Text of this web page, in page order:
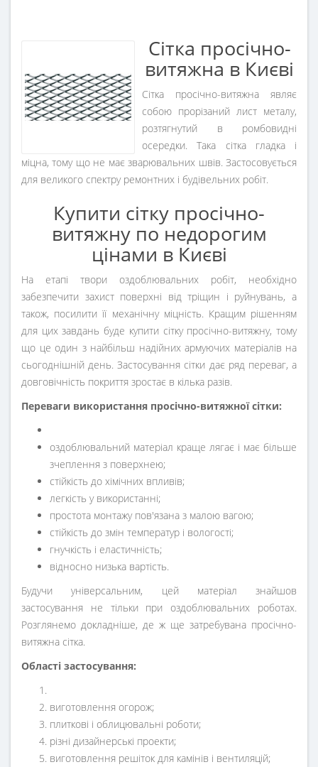
Сітка просічно-
витяжна в Києві
Сітка просічно-витяжна являє
собою прорізаний лист металу,
розтягнутий в ромбовидні
осередки. Така сітка гладка і
міцна, тому що не має зварювальних швів. Застосовується
для великого спектру ремонтних і будівельних робіт.
Купити сітку просічно-
витяжну по недорогим
цінами в Києві
На етапі твори оздоблювальних робіт, необхідно
забезпечити захист поверхні від тріщин і руйнувань, а
також, посилити її механічну міцність. Кращим рішенням
для цих завдань буде купити сітку просічно-витяжну, тому
що це один з найбільш надійних армуючих матеріалів на
сьогоднішній день. Застосування сітки дає ряд переваг, а
довговічність покриття зростає в кілька разів.
Переваги використання просічно-витяжної сітки:
оздоблювальний матеріал краще лягає і має більше
зчеплення з поверхнею;
стійкість до хімічних впливів;
легкість у використанні;
простота монтажу пов'язана з малою вагою;
стійкість до змін температур і вологості;
гнучкість і еластичність;
відносно низька вартість.
Будучи універсальним, цей матеріал знайшов
застосування не тільки при оздоблювальних роботах.
Розглянемо докладніше, де ж ще затребувана просічно-
витяжна сітка.
Області застосування:
виготовлення огорож;
плиткові і облицювальні роботи;
різні дизайнерські проекти;
виготовлення решіток для камінів і вентиляцій;